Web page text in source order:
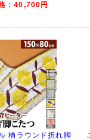
：40,700円
楢ラウンド折れ脚